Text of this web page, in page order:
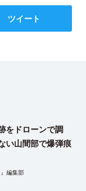
ツイート
をドローンで調
い山間部で爆弾痕
編集部